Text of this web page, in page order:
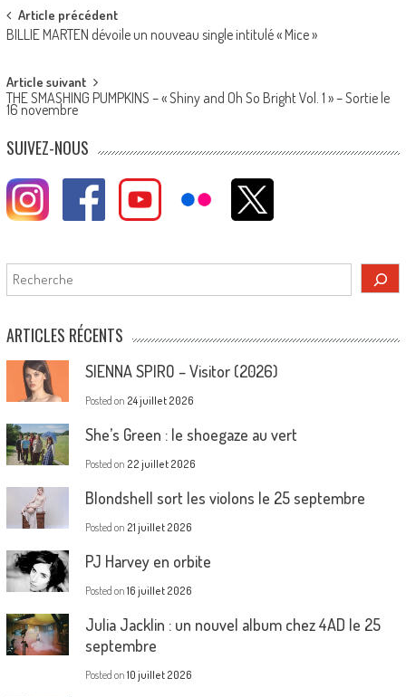
Post
navigation
Article précédent
BILLIE MARTEN dévoile un nouveau single intitulé « Mice »
Article suivant
THE SMASHING PUMPKINS – « Shiny and Oh So Bright Vol. 1 » – Sortie le
16 novembre
SUIVEZ-NOUS
Rechercher
ARTICLES RÉCENTS
SIENNA SPIRO – Visitor (2026)
Posted on 24 juillet 2026
She’s Green : le shoegaze au vert
Posted on 22 juillet 2026
Blondshell sort les violons le 25 septembre
Posted on 21 juillet 2026
PJ Harvey en orbite
Posted on 16 juillet 2026
Julia Jacklin : un nouvel album chez 4AD le 25
septembre
Posted on 10 juillet 2026